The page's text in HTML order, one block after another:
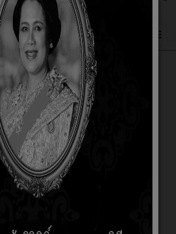
รส่วนตำบลโคกสว่าง
ำเภอสำโรง จังหวัดอุบลราชธานี 34360
4
4